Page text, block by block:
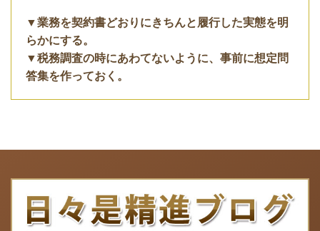
▼業務を契約書どおりにきちんと履行した実態を明
らかにする。
▼税務調査の時にあわてないように、事前に想定問
答集を作っておく。